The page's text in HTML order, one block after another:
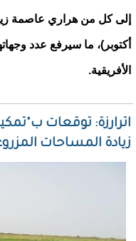
الأفريقية.
اترارزة: توقعات
زيادة المساحات